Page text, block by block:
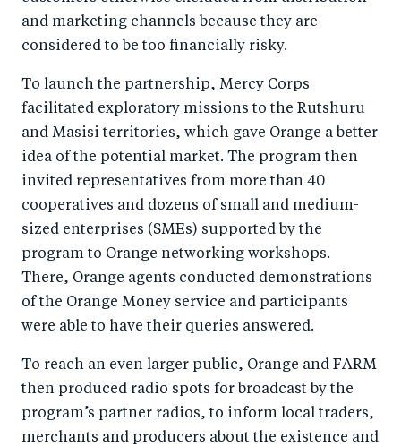
and marketing channels because they are
considered to be too financially risky.
To launch the partnership, Mercy Corps
facilitated exploratory missions to the Rutshuru
and Masisi territories, which gave Orange a better
idea of the potential market. The program then
invited representatives from more than 40
cooperatives and dozens of small and medium-
sized enterprises (SMEs) supported by the
program to Orange networking workshops.
There, Orange agents conducted demonstrations
of the Orange Money service and participants
were able to have their queries answered.
To reach an even larger public, Orange and FARM
then produced radio spots for broadcast by the
program’s partner radios, to inform local traders,
merchants and producers about the existence and